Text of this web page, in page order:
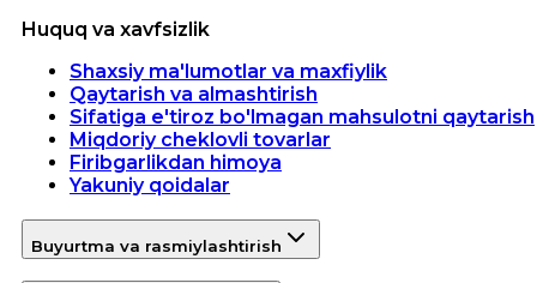
Huquq va xavfsizlik
Shaxsiy ma'lumotlar va maxfiylik
Qaytarish va almashtirish
Sifatiga e'tiroz bo'lmagan mahsulotni qaytarish
Miqdoriy cheklovli tovarlar
Firibgarlikdan himoya
Yakuniy qoidalar
Buyurtma va rasmiylashtirish